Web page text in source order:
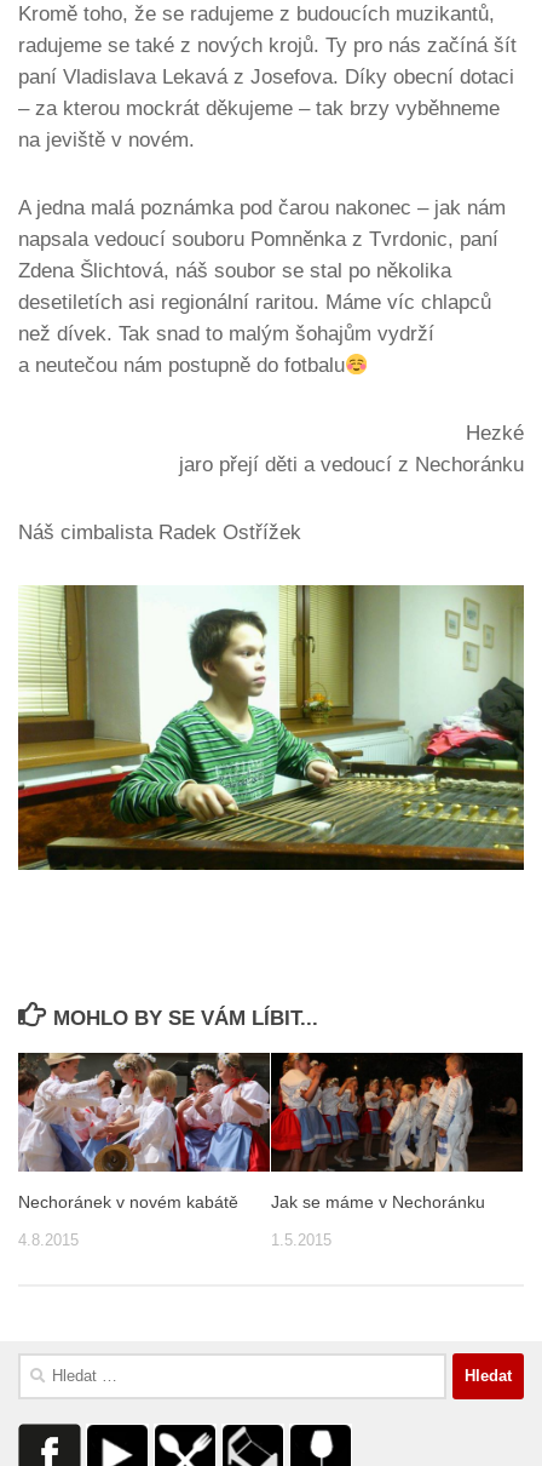
Kromě toho, že se radujeme z budoucích muzikantů,
radujeme se také z nových krojů. Ty pro nás začíná šít
paní Vladislava Lekavá z Josefova. Díky obecní dotaci
– za kterou mockrát děkujeme – tak brzy vyběhneme
na jeviště v novém.
A jedna malá poznámka pod čarou nakonec – jak nám
napsala vedoucí souboru Pomněnka z Tvrdonic, paní
Zdena Šlichtová, náš soubor se stal po několika
desetiletích asi regionální raritou. Máme víc chlapců
než dívek. Tak snad to malým šohajům vydrží
a neutečou nám postupně do fotbalu
Hezké
jaro přejí děti a vedoucí z Nechoránku
Náš cimbalista Radek Ostřížek
MOHLO BY SE VÁM LÍBIT...
Nechoránek v novém kabátě
4.8.2015
Jak se máme v Nechoránku
1.5.2015
Vyhledávání